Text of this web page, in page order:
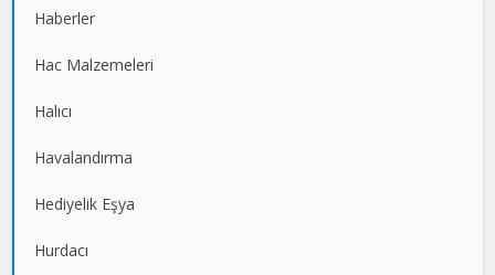
Haberler
Hac Malzemeleri
Halıcı
Havalandırma
Hediyelik Eşya
Hurdacı